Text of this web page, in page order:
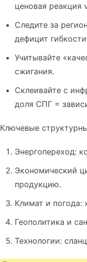
ценовая реакция
Следите за
дефицит
Учитывайте
сжигания.
Склеивайте с
доля СПГ =
Ключевые
Энергопереход:
Экономический
продукцию.
Климат и погода:
Геополитика и
Технологии: